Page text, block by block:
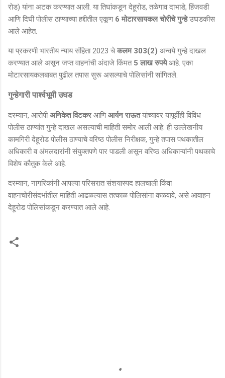
रोड) यांना अटक करण्यात आली. या तिघांकडून देहूरोड, तळेगाव दाभाडे, हिंजवडी
आणि दिघी पोलीस ठाण्याच्या हद्दीतील एकूण 6 मोटारसायकल चोरीचे गुन्हेउघडकीस
आले आहेत.
या प्रकरणी भारतीय न्याय संहिता 2023 चेकलम 303(2) अन्वये गुन्हे दाखल
करण्यात आले असून जप्त वाहनांची अंदाजे किंमत 5 लाख रुपयेआहे. एका
मोटारसायकलबाबत पुढील तपास सुरू असल्याचे पोलिसांनी सांगितले.
गुन्हेगारी पार्श्वभूमी उघड
दरम्यान, आरोपीअनिकेत विटकरआणिआर्यन राऊतयांच्यावर यापूर्वीही विविध
पोलीस ठाण्यांत गुन्हे दाखल असल्याची माहिती समोर आली आहे. ही उल्लेखनीय
कामगिरी देहूरोड पोलीस ठाण्याचे वरिष्ठ पोलीस निरीक्षक, गुन्हे तपास पथकातील
अधिकारी व अंमलदारांनी संयुक्तपणे पार पाडली असून वरिष्ठ अधिकाऱ्यांनी पथकाचे
विशेष कौतुक केले आहे.
दरम्यान, नागरिकांनी आपल्या परिसरात संशयास्पद हालचाली किंवा
वाहनचोरीसंदर्भातील माहिती आढळल्यास तत्काळ पोलिसांना कळवावे, असे आवाहन
देहूरोड पोलिसांकडून करण्यात आले आहे.